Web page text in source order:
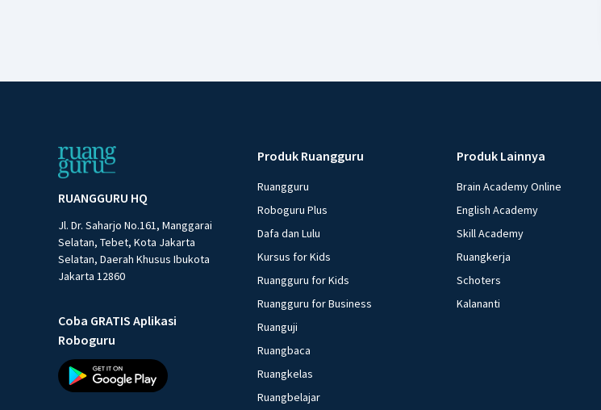
RUANGGURU HQ
Jl. Dr. Saharjo No.161, Manggarai
Selatan, Tebet, Kota Jakarta
Selatan, Daerah Khusus Ibukota
Jakarta 12860
Coba GRATIS Aplikasi
Roboguru
Produk Ruangguru
Ruangguru
Roboguru Plus
Dafa dan Lulu
Kursus for Kids
Ruangguru for Kids
Ruangguru for Business
Ruanguji
Ruangbaca
Ruangkelas
Ruangbelajar
Produk Lainnya
Brain Academy Online
English Academy
Skill Academy
Ruangkerja
Schoters
Kalananti